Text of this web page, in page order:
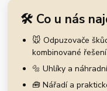
🛠️ Co u nás
🐭 Odpuzovače
kombinované řešení
🔩 Uhlíky a
🧰 Nářadí a